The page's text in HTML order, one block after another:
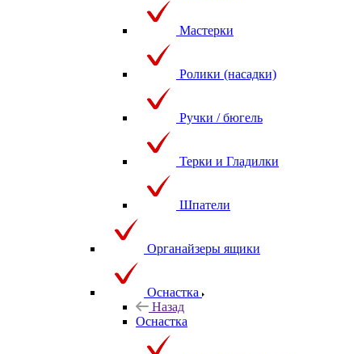
Мастерки
Ролики (насадки)
Ручки / бюгель
Терки и Гладилки
Шпатели
Органайзеры ящики
Оснастка
Назад
Оснастка